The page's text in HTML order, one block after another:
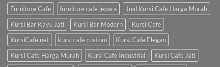
Furniture Cafe furniture cafe jepara
Jual Kursi Cafe Harga Murah
Kursi Bar Kayu Jati
Kursi Bar Modern
Kursi Cafe
KursiCafe.net
kursi cafe custom
Kursi Cafe Elegan
Kursi Cafe Harga Murah
Kursi Cafe Industrial
Kursi Cafe Jati